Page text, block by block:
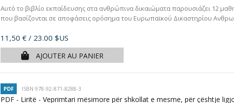
Αυτό το βιβλίο εκπαίδευσης στα ανθρώπινα δικαιώματα παρουσιάζει 12
που βασίζονται σε αποφάσεις ορόσημα του Ευρωπαϊκού Δικαστηρίου
Prix
11,50 € / 23.00 $US
AJOUTER AU PANIER
PDF ISBN 978-92-871-8288-3
PDF - Liritë - Veprimtari mësimore për shkollat e mesme, për çështje